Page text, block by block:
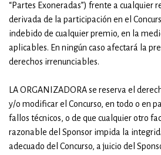
“Partes Exoneradas”) frente a cualquier
derivada de la participación en el
indebido de cualquier premio, en la
aplicables. En ningún caso afectará la
derechos irrenunciables.
LA ORGANIZADORA se reserva el
y/o modificar el Concurso, en todo o en
fallos técnicos, o de que cualquier otro
razonable del Sponsor impida la
adecuado del Concurso, a juicio del